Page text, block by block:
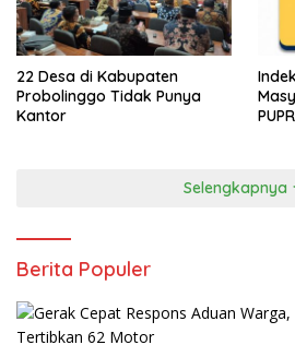
22 Desa di Kabupaten
Probolinggo Tidak Punya
Kantor
Selengkapnya
Berita Populer